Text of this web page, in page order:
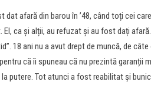
afară din barou în ’48, când toți cei
ca și alții, au refuzat și au fost dați
18 ani nu a avut drept de muncă, de
că îi spuneau că nu prezintă garanții
putere. Tot atunci a fost reabilitat și